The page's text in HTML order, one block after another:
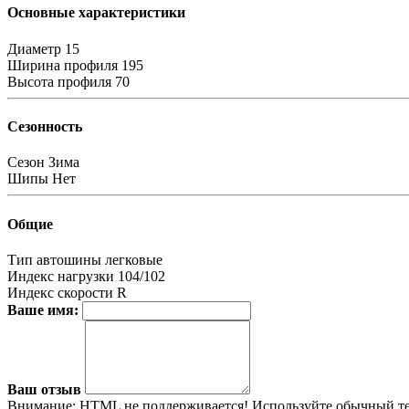
Основные характеристики
Диаметр 15
Ширина профиля 195
Высота профиля 70
Сезонность
Сезон Зима
Шипы Нет
Общие
Тип автошины легковые
Индекс нагрузки 104/102
Индекс скорости R
Ваше имя:
Ваш отзыв
Внимание: HTML не поддерживается! Используйте обычный